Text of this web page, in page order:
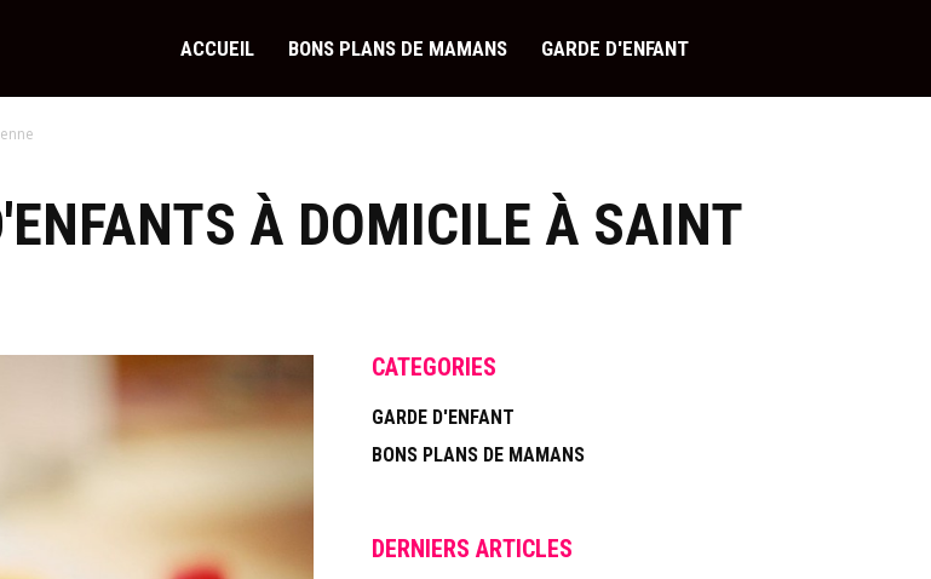
ACCUEIL BONS PLANS DE MAMANS GARDE D'ENFANT
À DOMICILE À SAINT
CATEGORIES
GARDE D'ENFANT
BONS PLANS DE MAMANS
DERNIERS ARTICLES